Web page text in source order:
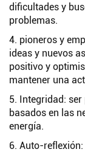
dificultades y
problemas.
4. pioneros y
ideas y nuevos
positivo y
mantener una
5. Integridad:
basados en las
energía.
6. Auto-